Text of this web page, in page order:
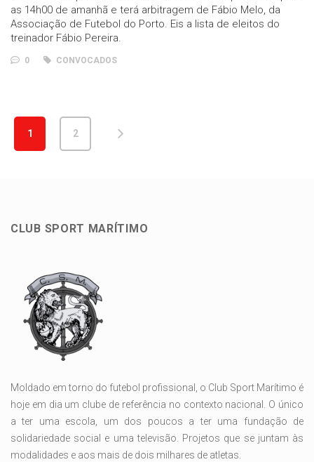
as 14h00 de amanhã e terá arbitragem de Fábio Melo, da
Associação de Futebol do Porto. Eis a lista de eleitos do
treinador Fábio Pereira.
0 CONVOCADOS
1 2
CLUB SPORT MARÍTIMO
Moldado em torno do futebol profissional, o Club Sport Marítimo é
hoje em dia um clube de referência no contexto nacional. O único
a ter uma escola, um dos poucos a ter uma fundação de
solidariedade social e uma televisão. Projetos que se juntam às
modalidades e aos mais de dois milhares de atletas.